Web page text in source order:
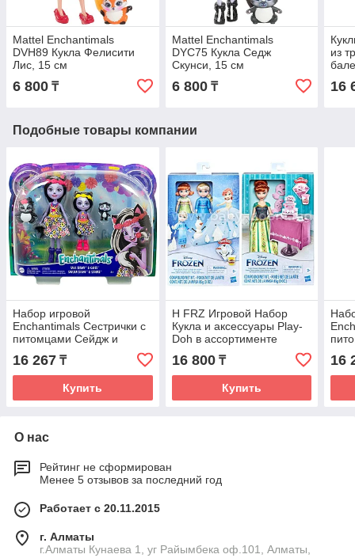
Mattel Enchantimals
DVH89 Кукла Фелисити
Лис, 15 см
6 800 ₸
Mattel Enchantimals
DYC75 Кукла Седж
Скунси, 15 см
6 800₸
из
16
Подобные товары компании
Набор игровой
Enchantimals Сестрички с
питомцами Сейдж и
16 267 ₸
Купить
H FRZ Игровой Набор
Кукла и аксессуары Play-
Doh в ассортименте
16 800₸
Купить
16
О нас
Рейтинг не сформирован
Менее 5 отзывов за последний год
Работает с 20.11.2015
г. Алматы
г.Алматы Кунаева 1, уг Райымбека оф.101, Алматы,